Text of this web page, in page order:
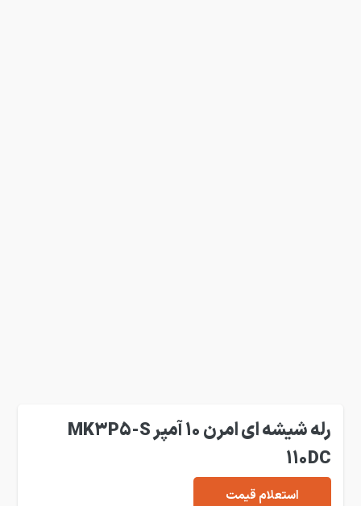
رله شیشه ای امرن 10 آمپر MK3P5-S
110DC
استعلام قیمت